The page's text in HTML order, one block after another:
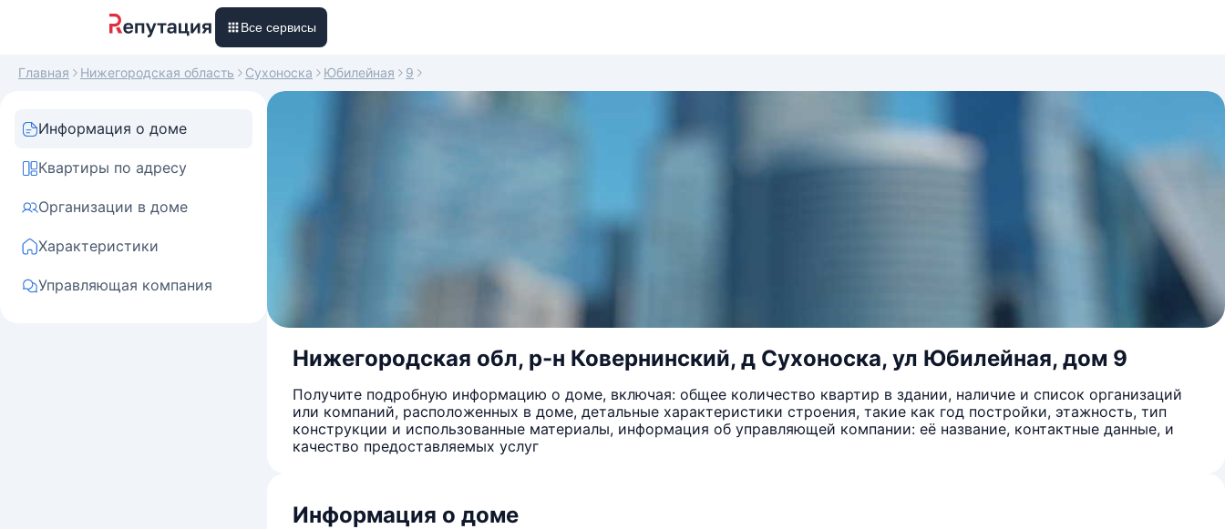
Все сервисы
Главная Нижегородская область Сухоноска Юбилейная 9
Информация о доме
Квартиры по адресу
Организации в доме
Характеристики
Управляющая компания
Нижегородская обл, р-н Ковернинский, д Сухоноска, ул Юбилейная, дом 9
Получите подробную информацию о доме, включая: общее количество квартир в здании, наличие и список организаций
или компаний, расположенных в доме, детальные характеристики строения, такие как год постройки, этажность, тип
конструкции и использованные материалы, информация об управляющей компании: её название, контактные данные, и
качество предоставляемых услуг
Информация о доме